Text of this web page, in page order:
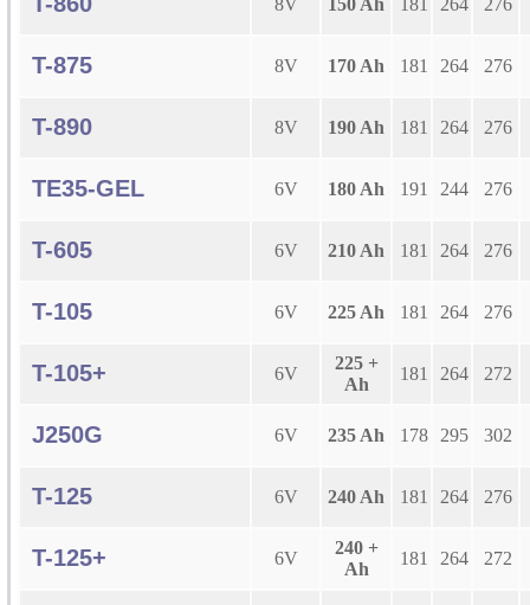
8V 150 Ah 181 264 276
T-875 8V 170 Ah 181 264 276
T-890 8V 190 Ah 181 264 276
TE35-GEL 6V 180 Ah 191 244 276
T-605 6V 210 Ah 181 264 276
T-105 6V 225 Ah 181 264 276
T-105+ 6V
225 +
Ah
181 264 272
J250G 6V 235 Ah 178 295 302
T-125 6V 240 Ah 181 264 276
T-125+ 6V
240 +
Ah
181 264 272